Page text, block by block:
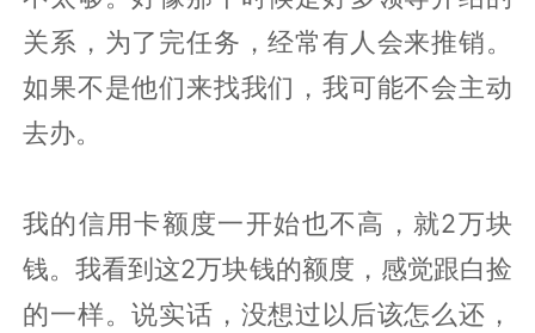
关系，为了完任务，经常有人会来推销。
如果不是他们来找我们，我可能不会主动
去办。
我的信用卡额度一开始也不高，就2万块
钱。我看到这2万块钱的额度，感觉跟白捡
的一样。说实话，没想过以后该怎么还，